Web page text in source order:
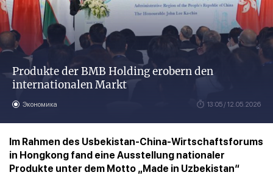
Produkte der BMB Holding erobern den
internationalen Markt
Экономика 13:05 / 12.05.2026
Im Rahmen des Usbekistan-China-Wirtschaftsforums
in Hongkong fand eine Ausstellung nationaler
Produkte unter dem Motto „Made in Uzbekistan“